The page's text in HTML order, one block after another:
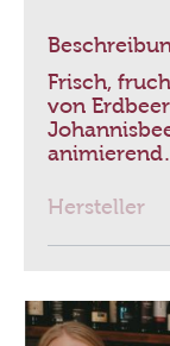
Frisch,
von
Hersteller